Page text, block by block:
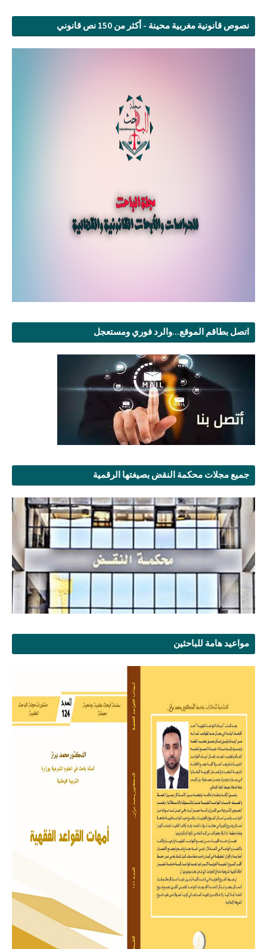
نصوص قانونية مغربية محينة - أكثر من 150 نص قانوني
اتصل بطاقم الموقع...والرد فوري ومستعجل
جميع مجلات محكمة النقض بصيغتها الرقمية
مواعيد هامة للباحثين